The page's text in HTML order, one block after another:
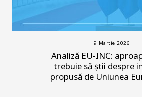
9 Martie 2026
Analiză EU-INC:
trebuie să știi despre
propusă de Uniunea